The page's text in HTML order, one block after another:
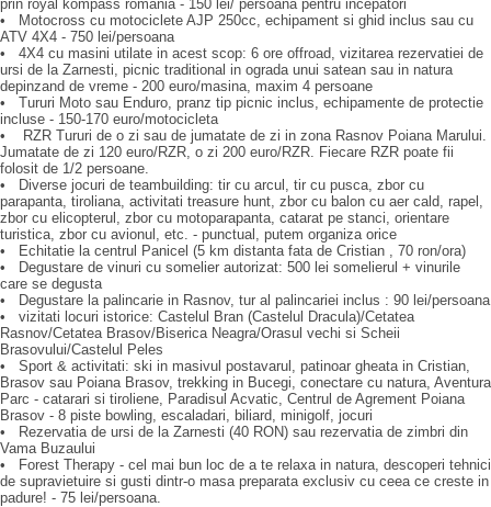
prin royal kompass romania - 150 lei/ persoana pentru incepatori
• Motocross cu motociclete AJP 250cc, echipament si ghid inclus sau cu
ATV 4X4 - 750 lei/persoana
• 4X4 cu masini utilate in acest scop: 6 ore offroad, vizitarea rezervatiei de
ursi de la Zarnesti, picnic traditional in ograda unui satean sau in natura
depinzand de vreme - 200 euro/masina, maxim 4 persoane
• Tururi Moto sau Enduro, pranz tip picnic inclus, echipamente de protectie
incluse - 150-170 euro/motocicleta
• RZR Tururi de o zi sau de jumatate de zi in zona Rasnov Poiana Marului.
Jumatate de zi 120 euro/RZR, o zi 200 euro/RZR. Fiecare RZR poate fii
folosit de 1/2 persoane.
• Diverse jocuri de teambuilding: tir cu arcul, tir cu pusca, zbor cu
parapanta, tiroliana, activitati treasure hunt, zbor cu balon cu aer cald, rapel,
zbor cu elicopterul, zbor cu motoparapanta, catarat pe stanci, orientare
turistica, zbor cu avionul, etc. - punctual, putem organiza orice
• Echitatie la centrul Panicel (5 km distanta fata de Cristian , 70 ron/ora)
• Degustare de vinuri cu somelier autorizat: 500 lei somelierul + vinurile
care se degusta
• Degustare la palincarie in Rasnov, tur al palincariei inclus : 90 lei/persoana
• vizitati locuri istorice: Castelul Bran (Castelul Dracula)/Cetatea
Rasnov/Cetatea Brasov/Biserica Neagra/Orasul vechi si Scheii
Brasovului/Castelul Peles
• Sport & activitati: ski in masivul postavarul, patinoar gheata in Cristian,
Brasov sau Poiana Brasov, trekking in Bucegi, conectare cu natura, Aventura
Parc - catarari si tiroliene, Paradisul Acvatic, Centrul de Agrement Poiana
Brasov - 8 piste bowling, escaladari, biliard, minigolf, jocuri
• Rezervatia de ursi de la Zarnesti (40 RON) sau rezervatia de zimbri din
Vama Buzaului
• Forest Therapy - cel mai bun loc de a te relaxa in natura, descoperi tehnici
de supravietuire si gusti dintr-o masa preparata exclusiv cu ceea ce creste in
padure! - 75 lei/persoana.